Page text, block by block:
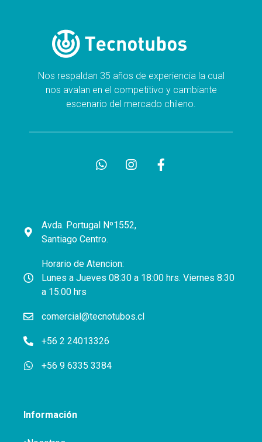
Nos respaldan 35 años de experiencia la cual
nos avalan en el competitivo y cambiante
escenario del mercado chileno.
Avda. Portugal Nº1552,
Santiago Centro.
Horario de Atencion:
Lunes a Jueves 08:30 a 18:00 hrs. Viernes 8:30
a 15:00 hrs
comercial@tecnotubos.cl
+56 2 24013326
+56 9 6335 3384
Información